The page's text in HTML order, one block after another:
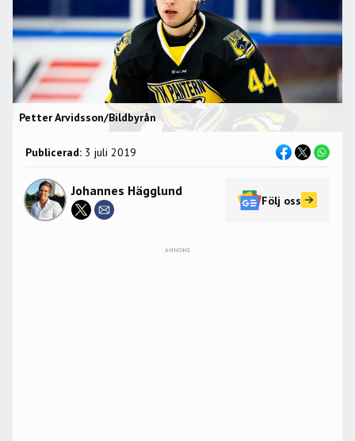
Petter Arvidsson/Bildbyrån
Publicerad: 3 juli 2019
Johannes Hägglund
Följ oss
ANNONS